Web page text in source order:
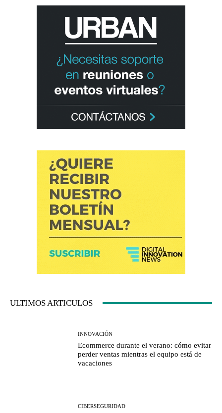
ULTIMOS ARTICULOS
INNOVACIÓN
Ecommerce durante el verano: cómo evitar
perder ventas mientras el equipo está de
vacaciones
CIBERSEGURIDAD